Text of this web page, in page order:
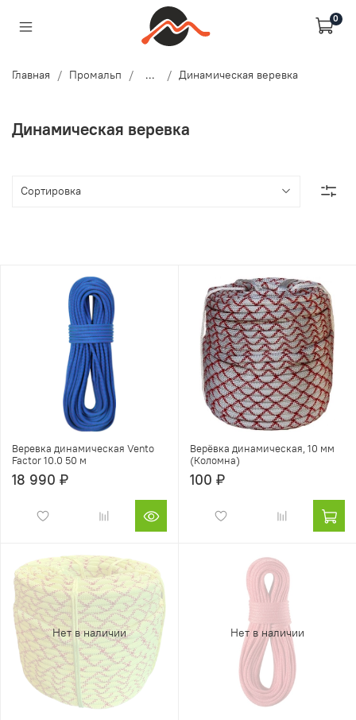
0
Главная Промальп ... Динамическая веревка
Динамическая веревка
Веревка динамическая Vento
Factor 10.0 50 м
18 990 ₽
Верёвка динамическая, 10 мм
(Коломна)
100 ₽
Нет в наличии Нет в наличии